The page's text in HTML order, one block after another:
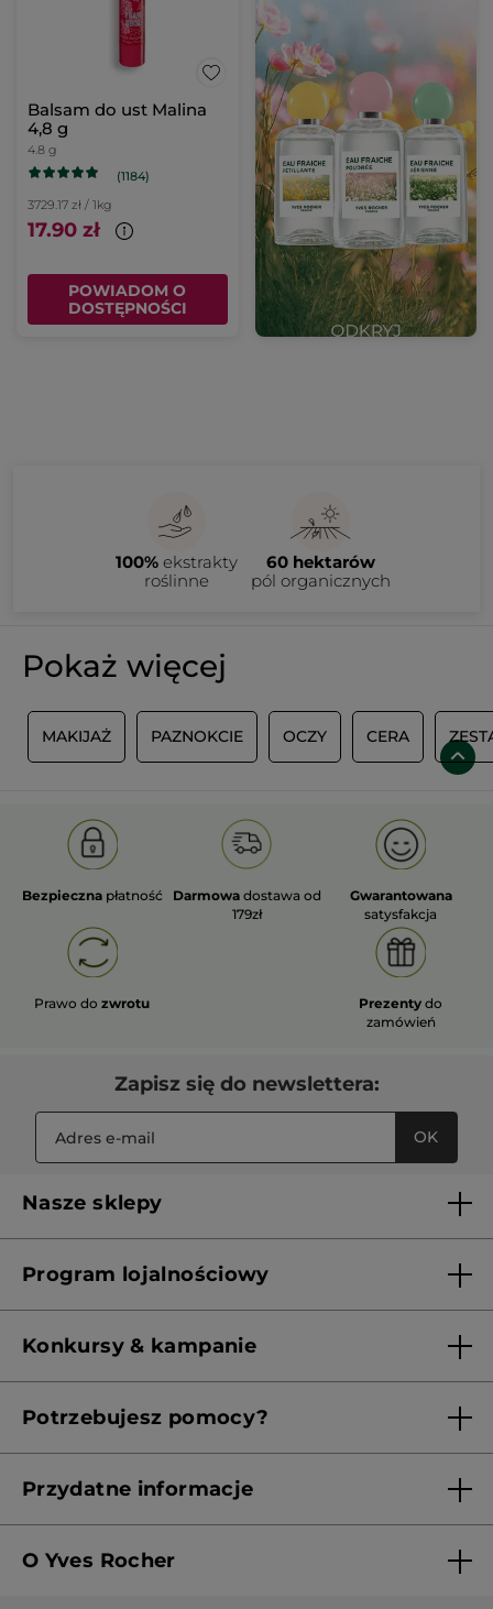
Balsam do ust Malina
4,8 g
4.8 g
(1184)
3729.17 zł / 1kg
17.90 zł
POWIADOM O
DOSTĘPNOŚCI
100% ekstrakty
roślinne
60 hektarów
pól organicznych
Pokaż więcej
MAKIJAŻ PAZNOKCIE OCZY CERA
Bezpieczna płatność Darmowa dostawa od
179zł
Gwarantowana
satysfakcja
Prawo dozwrotu Prezenty do
zamówień
Zapisz się do newslettera:
OK
Nasze sklepy
Franczyza
Program lojalnościowy
Konkursy & kampanie
Potrzebujesz pomocy?
Przydatne informacje
Polityka prywatności
O Yves Rocher